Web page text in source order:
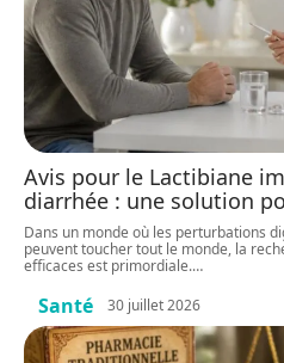
Avis pour le Lactibiane
diarrhée : une solution
Dans un monde où les perturbations
peuvent toucher tout le monde, la
efficaces est primordiale.…
Santé 30 juillet 2026